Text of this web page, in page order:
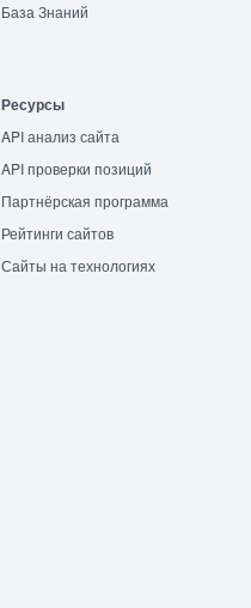
База Знаний
Ресурсы
API анализ сайта
API проверки позиций
Партнёрская программа
Рейтинги сайтов
Сайты на технологиях